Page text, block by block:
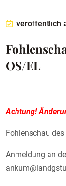
veröffentlich
OS/EL
Achtung!
Fohlenschau
Anmeldung an